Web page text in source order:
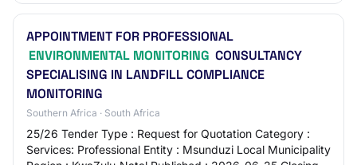
APPOINTMENT FOR PROFESSIONAL
ENVIRONMENTAL MONITORING CONSULTANCY
SPECIALISING IN LANDFILL COMPLIANCE
MONITORING
Southern Africa · South Africa
25/26 Tender Type : Request for Quotation Category :
Services: Professional Entity : Msunduzi Local Municipality